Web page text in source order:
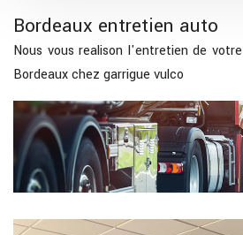
Bordeaux entretien auto
Nous vous realison l'entretien de
Bordeaux chez garrigue vulco